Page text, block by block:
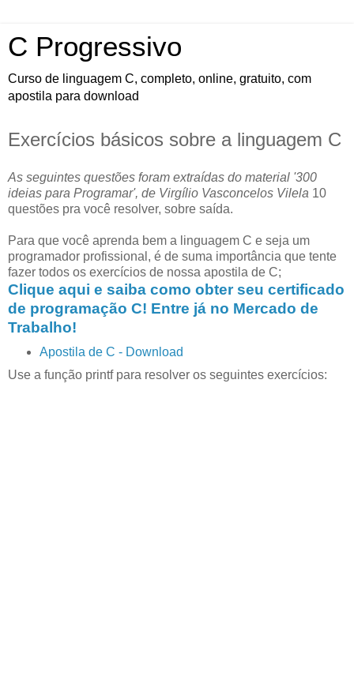
C Progressivo
Curso de linguagem C, completo, online, gratuito, com
apostila para download
Exercícios básicos sobre a linguagem C
As seguintes questões foram extraídas do material '300
ideias para Programar', de Virgílio Vasconcelos Vilela 10
questões pra você resolver, sobre saída.
Para que você aprenda bem a linguagem C e seja um
programador profissional, é de suma importância que tente
fazer todos os exercícios de nossa apostila de C;
Clique aqui e saiba como obter seu certificado
de programação C! Entre já no Mercado de
Trabalho!
Apostila de C - Download
Use a função printf para resolver os seguintes exercícios: